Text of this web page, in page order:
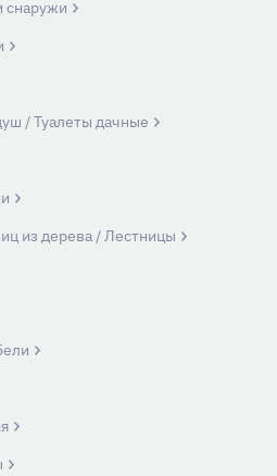
снаружи
/ Туалеты дачные
из дерева / Лестницы